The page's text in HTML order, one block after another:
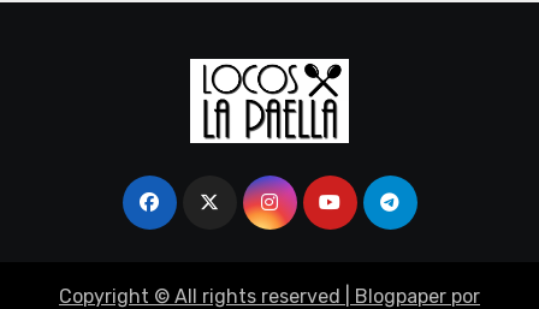
Copyright © All rights reserved Blogpaper por